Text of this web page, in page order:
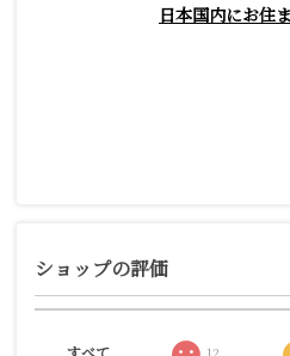
日本国内にお住
ショップの評価
すべて